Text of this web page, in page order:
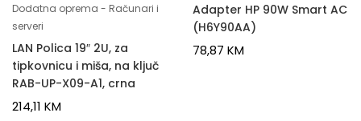
Dodatna oprema - Računari i
serveri
LAN Polica 19″ 2U, za
tipkovnicu i miša, na ključ
RAB-UP-X09-A1, crna
214,11 KM
Adapter HP 90W Smart AC
(H6Y90AA)
78,87 KM